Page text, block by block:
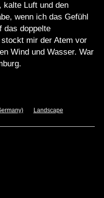
kalte Luft und den
wenn ich das Gefühl
das doppelte
mir der Atem vor
Wind und Wasser. War
Landscape